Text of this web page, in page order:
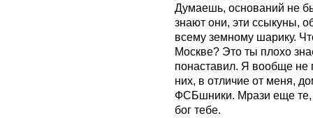
Думаешь, оснований не
знают они, эти ссыкуны,
всему земному шарику.
Москве? Это ты плохо
понаставил. Я вообще
них, в отличие от меня,
ФСБшники. Мрази еще те,
бог тебе.